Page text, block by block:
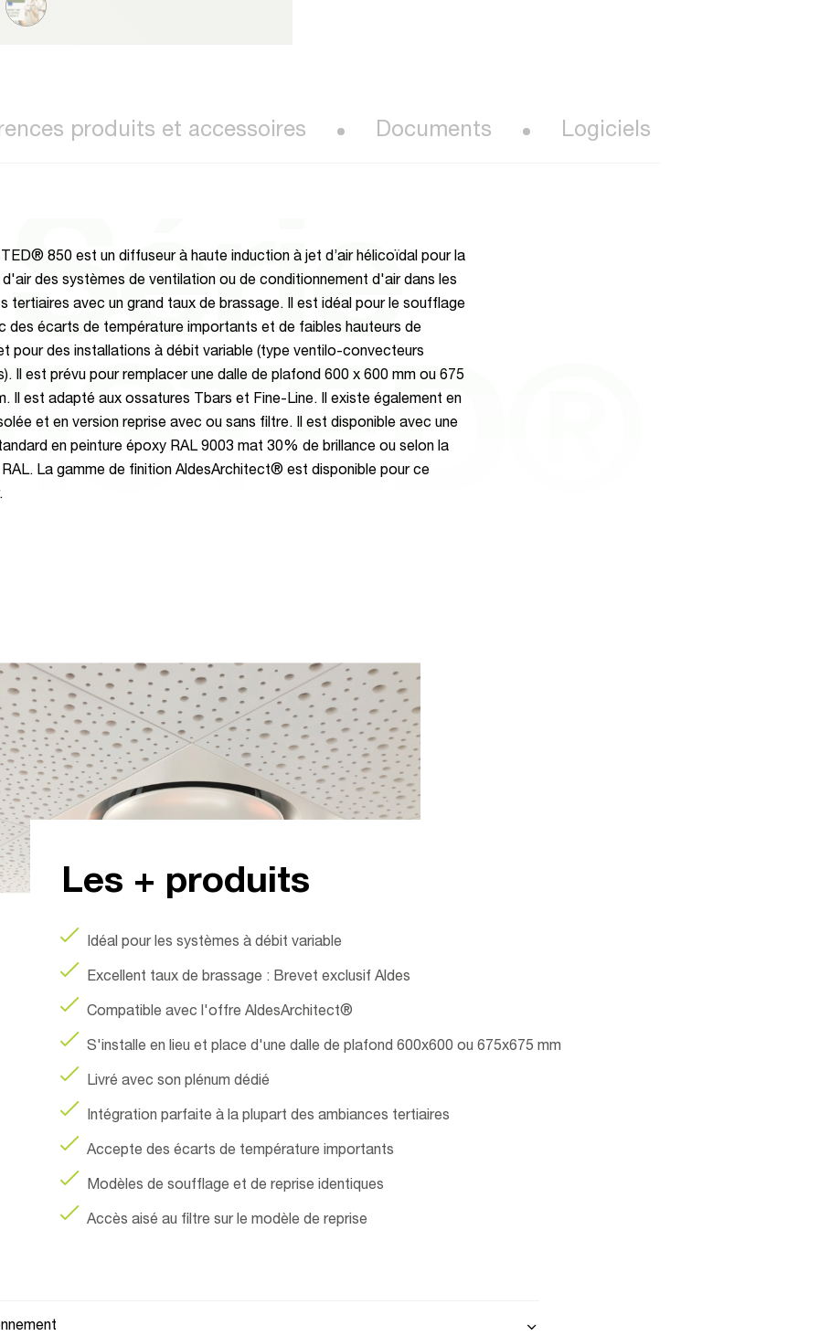
produits et accessoires Documents Logiciels
Série
850 est un diffuseur à haute induction à jet d’air hélicoïdal pour la
des systèmes de ventilation ou de conditionnement d'air dans les
tertiaires avec un grand taux de brassage. Il est idéal pour le soufflage
des écarts de température importants et de faibles hauteurs de
pour des installations à débit variable (type ventilo-convecteurs
Il est prévu pour remplacer une dalle de plafond 600 x 600 mm ou 675
Il est adapté aux ossatures Tbars et Fine-Line. Il existe également en
et en version reprise avec ou sans filtre. Il est disponible avec une
en peinture époxy RAL 9003 mat 30% de brillance ou selon la
La gamme de finition AldesArchitect® est disponible pour ce
Les + produits
Idéal pour les systèmes à débit variable
Excellent taux de brassage : Brevet exclusif Aldes
Compatible avec l'offre AldesArchitect®
S'installe en lieu et place d'une dalle de plafond 600x600 ou 675x675 mm
Livré avec son plénum dédié
Intégration parfaite à la plupart des ambiances tertiaires
Accepte des écarts de température importants
Modèles de soufflage et de reprise identiques
Accès aisé au filtre sur le modèle de reprise